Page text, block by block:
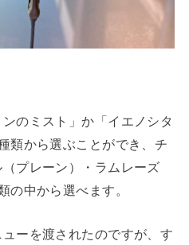
のミスト」か「イエノシタ
類から選ぶことができ、チ
プレーン）・ラムレーズ
の中から選べます。
ーを渡されたのですが、す